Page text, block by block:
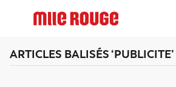
ARTICLES BALISÉS ‘PUBLICITE’